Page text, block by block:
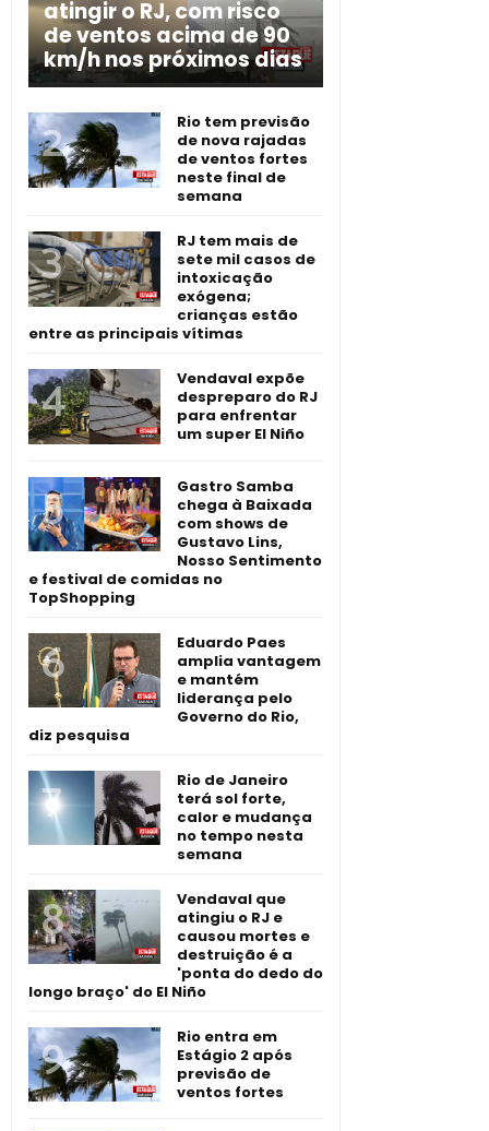
atingir o RJ, com risco
de ventos acima de 90
km/h nos próximos dias
Rio tem previsão
de nova rajadas
de ventos fortes
neste final de
semana
RJ tem mais de
sete mil casos de
intoxicação
exógena;
crianças estão
entre as principais vítimas
Vendaval expõe
despreparo do RJ
para enfrentar
um super El Niño
Gastro Samba
chega à Baixada
com shows de
Gustavo Lins,
Nosso Sentimento
e festival de comidas no
TopShopping
Eduardo Paes
amplia vantagem
e mantém
liderança pelo
Governo do Rio,
diz pesquisa
Rio de Janeiro
terá sol forte,
calor e mudança
no tempo nesta
semana
Vendaval que
atingiu o RJ e
causou mortes e
destruição é a
'ponta do dedo do
longo braço' do El Niño
Rio entra em
Estágio 2 após
previsão de
ventos fortes